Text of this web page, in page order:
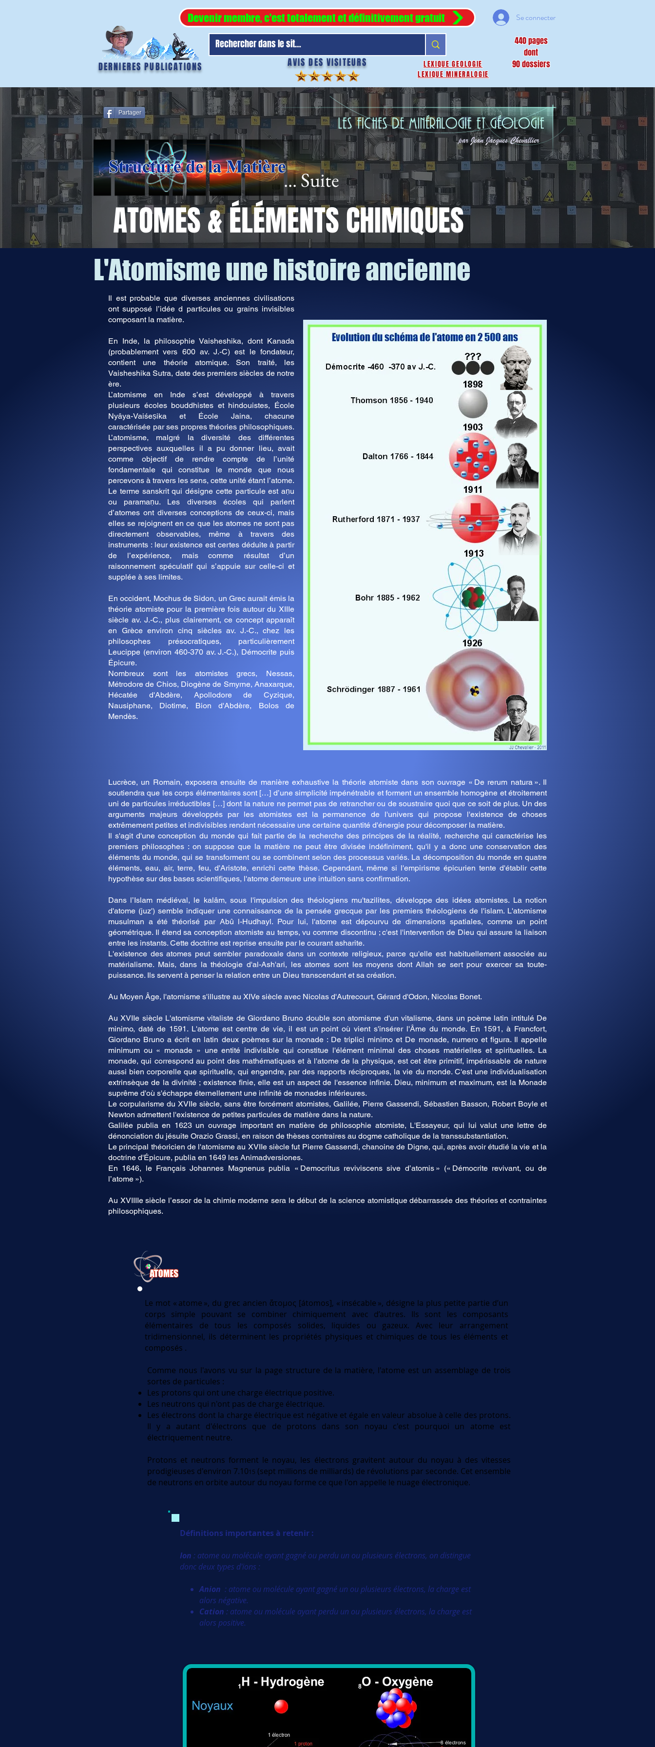
Devenir membre, c'est totalement et définitivement gratuit Se connecter
AVIS DES VISITEURS
DERNIERES PUBLICATIONS
LEXIQUE GEOLOGIE
LEXIQUE MINERALOGIE
440 pages
dont
90 dossiers
... Suite
Partager
ATOMES & ÉLÉMENTS CHIMIQUES
L'Atomisme une histoire ancienne
Il est probable que diverses anciennes civilisations
ont supposé l’idée d particules ou grains invisibles
composant la matière.
En Inde, la philosophie Vaisheshika, dont Kanada
(probablement vers 600 av. J.-C) est le fondateur,
contient une théorie atomique. Son traité, les
Vaisheshika Sutra, date des premiers siècles de notre
ère.
L’atomisme en Inde s’est développé à travers
plusieurs écoles bouddhistes et hindouistes, École
Nyâya-Vaiśeṣika et École Jaina, chacune
caractérisée par ses propres théories philosophiques.
L’atomisme, malgré la diversité des différentes
perspectives auxquelles il a pu donner lieu, avait
comme objectif de rendre compte de l’unité
fondamentale qui constitue le monde que nous
percevons à travers les sens, cette unité étant l’atome.
Le terme sanskrit qui désigne cette particule est aṇu
ou paramaṇu. Les diverses écoles qui parlent
d’atomes ont diverses conceptions de ceux-ci, mais
elles se rejoignent en ce que les atomes ne sont pas
directement observables, même à travers des
instruments : leur existence est certes déduite à partir
de l’expérience, mais comme résultat d’un
raisonnement spéculatif qui s’appuie sur celle-ci et
supplée à ses limites.
En occident, Mochus de Sidon, un Grec aurait émis la
théorie atomiste pour la première fois autour du XIIIe
siècle av. J.-C., plus clairement, ce concept apparaît
en Grèce environ cinq siècles av. J.-C., chez les
philosophes présocratiques, particulièrement
Leucippe (environ 460-370 av. J.-C.), Démocrite puis
Épicure.
Nombreux sont les atomistes grecs, Nessas,
Métrodore de Chios, Diogène de Smyrne, Anaxarque,
Hécatée d'Abdère, Apollodore de Cyzique,
Nausiphane, Diotime, Bion d'Abdère, Bolos de
Mendès.
Lucrèce, un Romain, exposera ensuite de manière exhaustive la théorie atomiste dans son ouvrage « De rerum natura ». Il
soutiendra que les corps élémentaires sont […] d’une simplicité impénétrable et forment un ensemble homogène et étroitement
uni de particules irréductibles […] dont la nature ne permet pas de retrancher ou de soustraire quoi que ce soit de plus. Un des
arguments majeurs développés par les atomistes est la permanence de l'univers qui propose l'existence de choses
extrêmement petites et indivisibles rendant nécessaire une certaine quantité d'énergie pour décomposer la matière.
Il s'agit d'une conception du monde qui fait partie de la recherche des principes de la réalité, recherche qui caractérise les
premiers philosophes : on suppose que la matière ne peut être divisée indéfiniment, qu'il y a donc une conservation des
éléments du monde, qui se transforment ou se combinent selon des processus variés. La décomposition du monde en quatre
éléments, eau, air, terre, feu, d'Aristote, enrichi cette thèse. Cependant, même si l'empirisme épicurien tente d'établir cette
hypothèse sur des bases scientifiques, l'atome demeure une intuition sans confirmation.
Dans l’Islam médiéval, le kalâm, sous l'impulsion des théologiens mu'tazilites, développe des idées atomistes. La notion
d'atome (juz') semble indiquer une connaissance de la pensée grecque par les premiers théologiens de l'islam. L'atomisme
musulman a été théorisé par Abû l-Hudhayl. Pour lui, l'atome est dépourvu de dimensions spatiales, comme un point
géométrique. Il étend sa conception atomiste au temps, vu comme discontinu ; c'est l'intervention de Dieu qui assure la liaison
entre les instants. Cette doctrine est reprise ensuite par le courant asharite.
L'existence des atomes peut sembler paradoxale dans un contexte religieux, parce qu'elle est habituellement associée au
matérialisme. Mais, dans la théologie d'al-Ash'ari, les atomes sont les moyens dont Allah se sert pour exercer sa toute-
puissance. Ils servent à penser la relation entre un Dieu transcendant et sa création.
Au Moyen Âge, l'atomisme s'illustre au XIVe siècle avec Nicolas d'Autrecourt, Gérard d'Odon, Nicolas Bonet.
Au XVIIe siècle L'atomisme vitaliste de Giordano Bruno double son atomisme d'un vitalisme, dans un poème latin intitulé De
minimo, daté de 1591. L'atome est centre de vie, il est un point où vient s'insérer l'Âme du monde. En 1591, à Francfort,
Giordano Bruno a écrit en latin deux poèmes sur la monade : De triplici minimo et De monade, numero et figura. Il appelle
minimum ou « monade » une entité indivisible qui constitue l'élément minimal des choses matérielles et spirituelles. La
monade, qui correspond au point des mathématiques et à l'atome de la physique, est cet être primitif, impérissable de nature
aussi bien corporelle que spirituelle, qui engendre, par des rapports réciproques, la vie du monde. C'est une individualisation
extrinsèque de la divinité ; existence finie, elle est un aspect de l'essence infinie. Dieu, minimum et maximum, est la Monade
suprême d'où s'échappe éternellement une infinité de monades inférieures.
Le corpularisme du XVIIe siècle, sans être forcément atomistes, Galilée, Pierre Gassendi, Sébastien Basson, Robert Boyle et
Newton admettent l'existence de petites particules de matière dans la nature.
Galilée publia en 1623 un ouvrage important en matière de philosophie atomiste, L'Essayeur, qui lui valut une lettre de
dénonciation du jésuite Orazio Grassi, en raison de thèses contraires au dogme catholique de la transsubstantiation.
Le principal théoricien de l'atomisme au XVIIe siècle fut Pierre Gassendi, chanoine de Digne, qui, après avoir étudié la vie et la
doctrine d'Épicure, publia en 1649 les Animadversiones.
En 1646, le Français Johannes Magnenus publia « Democritus reviviscens sive d’atomis » (« Démocrite revivant, ou de
l’atome »).
Au XVIIIIe siècle l’essor de la chimie moderne sera le début de la science atomistique débarrassée des théories et contraintes
philosophiques.
Le mot « atome », du grec ancien ἄτομος [átomos], « insécable », désigne la plus petite partie d’un
corps simple pouvant se combiner chimiquement avec d’autres. Ils sont les composants
élémentaires de tous les composés solides, liquides ou gazeux. Avec leur arrangement
tridimensionnel, ils déterminent les propriétés physiques et chimiques de tous les éléments et
composés .
Comme nous l'avons vu sur la page structure de la matière, l'atome est un assemblage de trois
sortes de particules :
Les protons qui ont une charge électrique positive.
Les neutrons qui n'ont pas de charge électrique.
Les électrons dont la charge électrique est négative et égale en valeur absolue à celle des protons.
Il y a autant d'électrons que de protons dans son noyau c'est pourquoi un atome est
électriquement neutre.
Protons et neutrons forment le noyau, les électrons gravitent autour du noyau à des vitesses
prodigieuses d'environ 7.1015 (sept millions de milliards) de révolutions par seconde. Cet ensemble
de neutrons en orbite autour du noyau forme ce que l'on appelle le nuage électronique.
Définitions importantes à retenir :
Ion : atome ou molécule ayant gagné ou perdu un ou plusieurs électrons, on distingue
donc deux types d'ions :
Anion : atome ou molécule ayant gagné un ou plusieurs électrons, la charge est
alors négative.
Cation : atome ou molécule ayant perdu un ou plusieurs électrons, la charge est
alors positive.